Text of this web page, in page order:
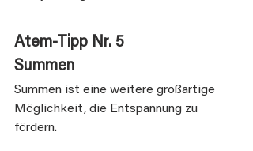
Atem-Tipp Nr. 5
Summen
Summen ist eine weitere großartige
Möglichkeit, die Entspannung zu
fördern.